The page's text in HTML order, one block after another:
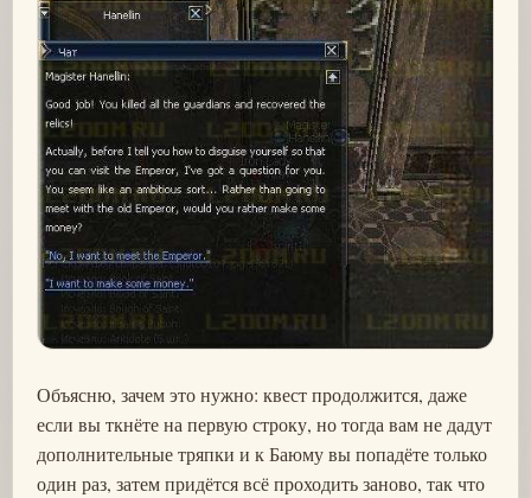
Объясню, зачем это нужно: квест продолжится, даже
если вы ткнёте на первую строку, но тогда вам не дадут
дополнительные тряпки и к Баюму вы попадёте только
один раз, затем придётся всё проходить заново, так что